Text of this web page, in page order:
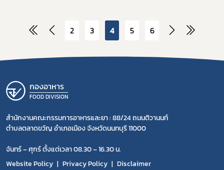
2 3 4 5 6
กองอาหาร
FOOD DIVISION
สำนักงานคณะกรรมการอาหารและยา : 88/24 ถนนติวานนท์
ตำบลตลาดขวัญ อำเภอเมือง จังหวัดนนทบุรี 11000
จันทร์ – ศุกร์ ตั้งแต่เวลา 08.30 – 16.30 น.
Website Policy
Privacy Policy
Disclaimer